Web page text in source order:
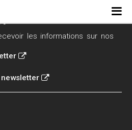
les informations sur nos